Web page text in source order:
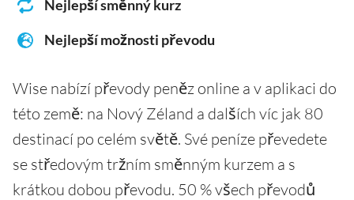
Nejlepší směnný kurz
Nejlepší možnosti převodu
Wise nabízí převody peněz online a v aplikaci do
této země: na Nový Zéland a dalších víc jak 80
destinací po celém světě. Své peníze převedete
se středovým tržním směnným kurzem a s
krátkou dobou převodu. 50 % všech převodů